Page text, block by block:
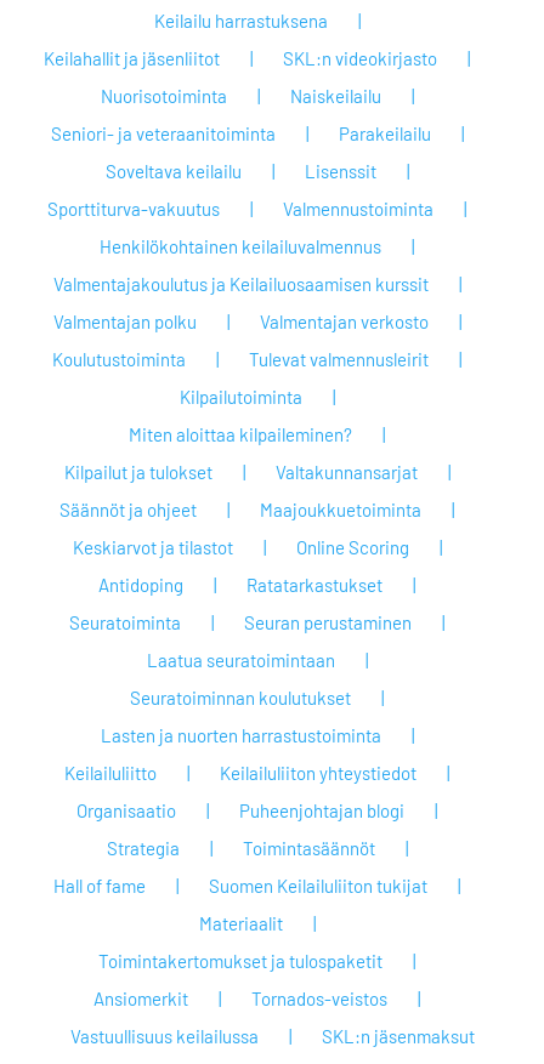
Keilailu harrastuksena
Keilahallit ja jäsenliitot
SKL:n videokirjasto
Nuorisotoiminta
Naiskeilailu
Seniori- ja veteraanitoiminta
Parakeilailu
Soveltava keilailu
Lisenssit
Sporttiturva-vakuutus
Valmennustoiminta
Henkilökohtainen keilailuvalmennus
Valmentajakoulutus ja Keilailuosaamisen kurssit
Valmentajan polku
Valmentajan verkosto
Koulutustoiminta
Tulevat valmennusleirit
Kilpailutoiminta
Miten aloittaa kilpaileminen?
Kilpailut ja tulokset
Valtakunnansarjat
Säännöt ja ohjeet
Maajoukkuetoiminta
Keskiarvot ja tilastot
Online Scoring
Antidoping
Ratatarkastukset
Seuratoiminta
Seuran perustaminen
Laatua seuratoimintaan
Seuratoiminnan koulutukset
Lasten ja nuorten harrastustoiminta
Keilailuliitto
Keilailuliiton yhteystiedot
Organisaatio
Puheenjohtajan blogi
Strategia
Toimintasäännöt
Hall of fame
Suomen Keilailuliiton tukijat
Materiaalit
Toimintakertomukset ja tulospaketit
Ansiomerkit
Tornados-veistos
Vastuullisuus keilailussa
SKL:n jäsenmaksut